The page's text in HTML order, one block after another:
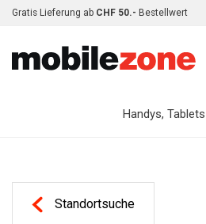
Gratis Lieferung ab CHF 50.- Bestellwert
Handys,
Standortsuche